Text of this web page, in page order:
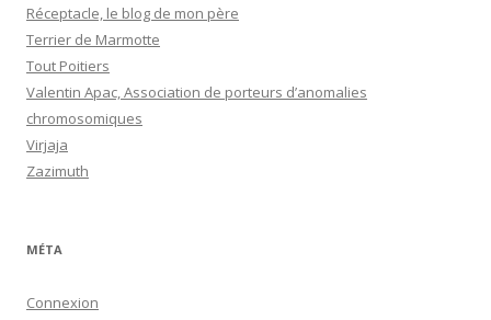
Réceptacle, le blog de mon père
Terrier de Marmotte
Tout Poitiers
Valentin Apac, Association de porteurs d’anomalies
chromosomiques
Virjaja
Zazimuth
MÉTA
Connexion